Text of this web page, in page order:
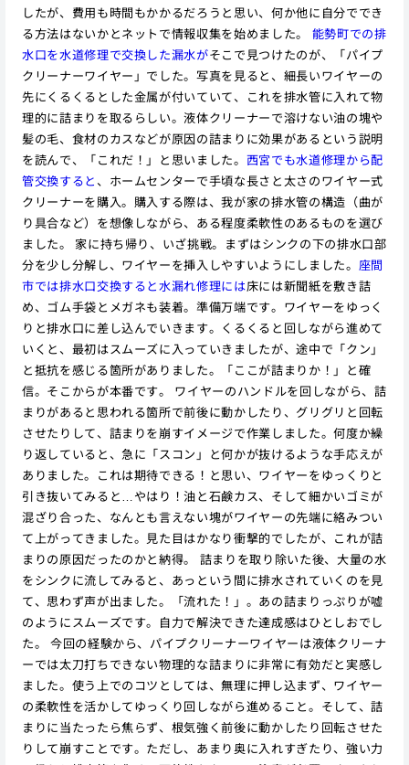
したが、費用も時間もかかるだろうと思い、何か他に自分ででき
る方法はないかとネットで情報収集を始めました。 能勢町での排
水口を水道修理で交換した漏水がそこで見つけたのが、「パイプ
クリーナーワイヤー」でした。写真を見ると、細長いワイヤーの
先にくるくるとした金属が付いていて、これを排水管に入れて物
理的に詰まりを取るらしい。液体クリーナーで溶けない油の塊や
髪の毛、食材のカスなどが原因の詰まりに効果があるという説明
を読んで、「これだ！」と思いました。 西宮でも水道修理から配
管交換すると 、ホームセンターで手頃な長さと太さのワイヤー式
クリーナーを購入。購入する際は、我が家の排水管の構造（曲が
り具合など）を想像しながら、ある程度柔軟性のあるものを選び
ました。 家に持ち帰り、いざ挑戦。まずはシンクの下の排水口部
分を少し分解し、ワイヤーを挿入しやすいようにしました。 座間
市では排水口交換すると水漏れ修理には床には新聞紙を敷き詰
め、ゴム手袋とメガネも装着。準備万端です。ワイヤーをゆっく
りと排水口に差し込んでいきます。くるくると回しながら進めて
いくと、最初はスムーズに入っていきましたが、途中で「クン」
と抵抗を感じる箇所がありました。「ここが詰まりか！」と確
信。そこからが本番です。 ワイヤーのハンドルを回しながら、詰
まりがあると思われる箇所で前後に動かしたり、グリグリと回転
させたりして、詰まりを崩すイメージで作業しました。何度か繰
り返していると、急に「スコン」と何かが抜けるような手応えが
ありました。これは期待できる！と思い、ワイヤーをゆっくりと
引き抜いてみると…やはり！油と石鹸カス、そして細かいゴミが
混ざり合った、なんとも言えない塊がワイヤーの先端に絡みつい
て上がってきました。見た目はかなり衝撃的でしたが、これが詰
まりの原因だったのかと納得。 詰まりを取り除いた後、大量の水
をシンクに流してみると、あっという間に排水されていくのを見
て、思わず声が出ました。「流れた！」。あの詰まりっぷりが嘘
のようにスムーズです。自力で解決できた達成感はひとしおでし
た。 今回の経験から、パイプクリーナーワイヤーは液体クリーナ
ーでは太刀打ちできない物理的な詰まりに非常に有効だと実感し
ました。使う上でのコツとしては、無理に押し込まず、ワイヤー
の柔軟性を活かしてゆっくり回しながら進めること。そして、詰
まりに当たったら焦らず、根気強く前後に動かしたり回転させた
りして崩すことです。ただし、あまり奥に入れすぎたり、強い力